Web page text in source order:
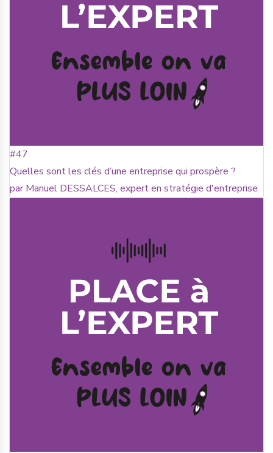
#47
Quelles sont les clés d’une entreprise qui prospère ?
par Manuel DESSALCES, expert en stratégie d'entreprise